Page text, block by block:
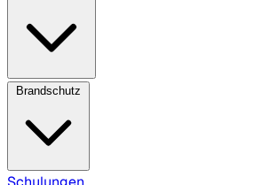
Brandschutz